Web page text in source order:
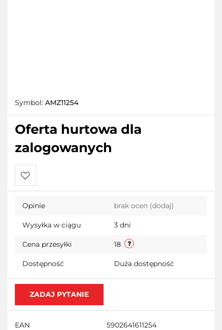
Symbol: AMZ11254
Oferta hurtowa dla
zalogowanych
Opinie brak ocen (dodaj)
Wysyłka w ciągu 3 dni
Cena przesyłki 18
Dostępność Duża dostępność
ZADAJ PYTANIE
EAN 5902641611254